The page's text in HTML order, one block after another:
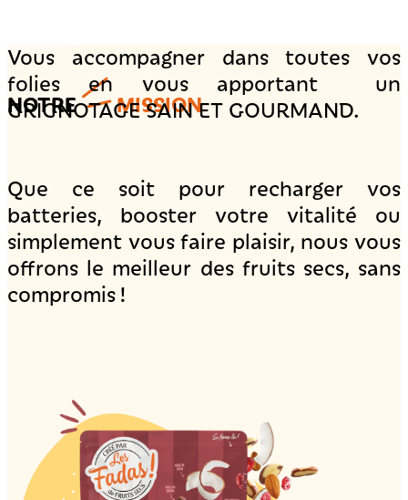
NOTRE MISSION
Vous accompagner dans toutes vos
folies en vous apportant un
GRIGNOTAGE SAIN ET GOURMAND.
Que ce soit pour recharger vos
batteries, booster votre vitalité ou
simplement vous faire plaisir, nous vous
offrons le meilleur des fruits secs, sans
compromis !